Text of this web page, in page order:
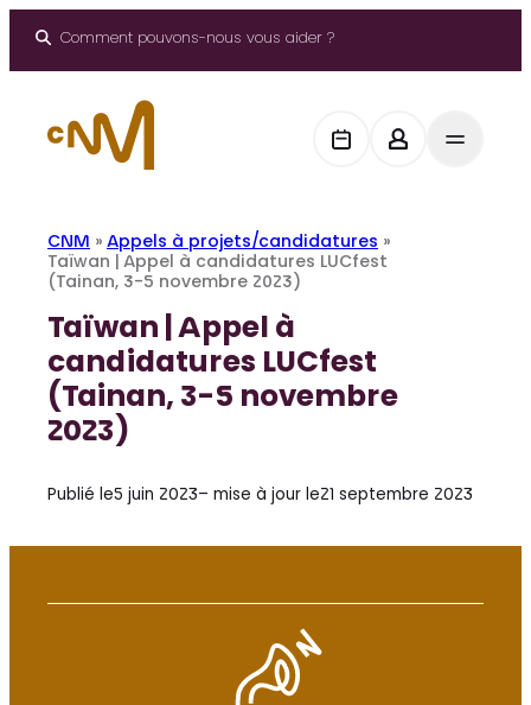
Comment pouvons-nous vous aider ?
CNM » Appels à projets/candidatures »
Taïwan | Appel à candidatures LUCfest
(Tainan, 3-5 novembre 2023)
Taïwan | Appel à
candidatures LUCfest
(Tainan, 3-5 novembre
2023)
Publié le5 juin 2023– mise à jour le21 septembre 2023